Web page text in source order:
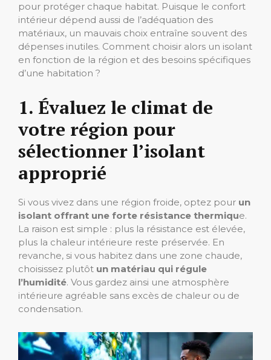
pour protéger chaque habitat. Puisque le confort
intérieur dépend aussi de l’adéquation des
matériaux, un mauvais choix entraîne souvent des
dépenses inutiles. Comment choisir alors un isolant
en fonction de la région et des besoins spécifiques
d’une habitation ?
1. Évaluez le climat de
votre région pour
sélectionner l’isolant
approprié
Si vous vivez dans une région froide, optez pour un
isolant offrant une forte résistance thermique.
La raison est simple : plus la résistance est élevée,
plus la chaleur intérieure reste préservée. En
revanche, si vous habitez dans une zone chaude,
choisissez plutôt un matériau qui régule
l’humidité. Vous gardez ainsi une atmosphère
intérieure agréable sans excès de chaleur ou de
condensation.